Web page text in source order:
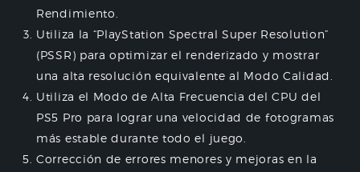
Rendimiento.
Utiliza la “PlayStation Spectral Super Resolution”
(PSSR) para optimizar el renderizado y mostrar
una alta resolución equivalente al Modo Calidad.
Utiliza el Modo de Alta Frecuencia del CPU del
PS5 Pro para lograr una velocidad de fotogramas
más estable durante todo el juego.
Corrección de errores menores y mejoras en la